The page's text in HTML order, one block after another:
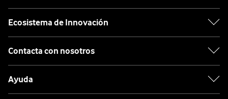
Ecosistema de Innovación
Contacta con nosotros
Ayuda